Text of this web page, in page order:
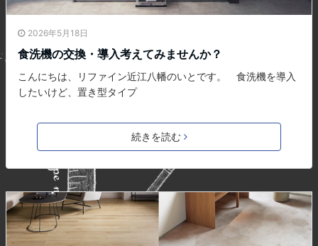
2026年5月18日
食洗機の交換・導入考えてみませんか？
こんにちは、リファイン近江八幡のいとです。 食洗機を導入
したいけど、置き型タイプ
続きを読む